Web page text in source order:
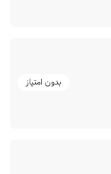
بدون امتیاز